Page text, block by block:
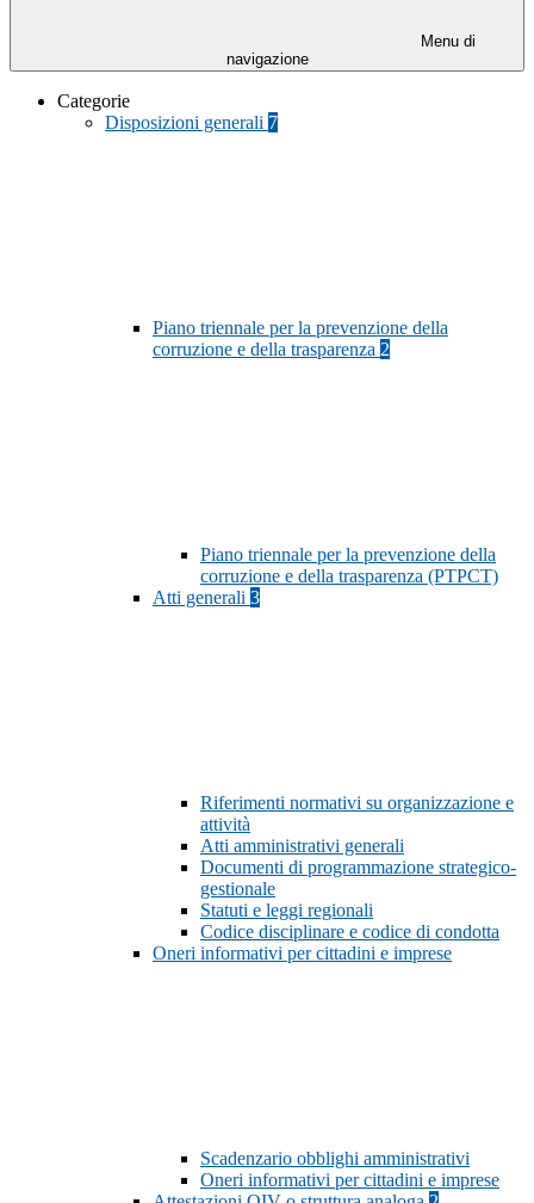
Menu di
navigazione
Categorie
Disposizioni generali 7
Piano triennale per la prevenzione della
corruzione e della trasparenza 2
Piano triennale per la prevenzione della
corruzione e della trasparenza (PTPCT)
Atti generali 3
Riferimenti normativi su organizzazione e
attività
Atti amministrativi generali
Documenti di programmazione strategico-
gestionale
Statuti e leggi regionali
Codice disciplinare e codice di condotta
Oneri informativi per cittadini e imprese
Scadenzario obblighi amministrativi
Oneri informativi per cittadini e imprese